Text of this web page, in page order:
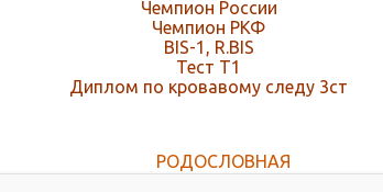
Чемпион России
Чемпион РКФ
BIS-1, R.BIS
Тест Т1
Диплом по кровавому следу 3ст
РОДОСЛОВНАЯ